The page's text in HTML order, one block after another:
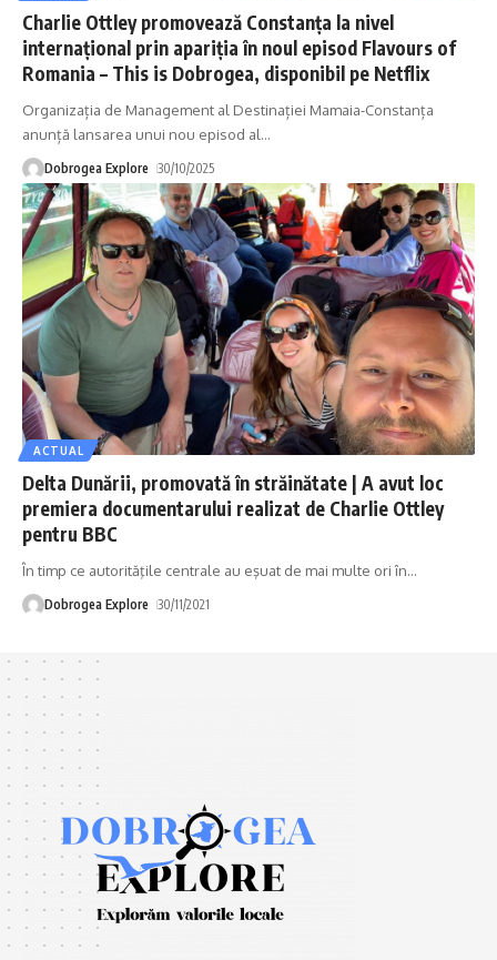
Charlie Ottley promovează Constanța la nivel
internațional prin apariția în noul episod Flavours of
Romania – This is Dobrogea, disponibil pe Netflix
Organizația de Management al Destinației Mamaia-Constanța
anunță lansarea unui nou episod al…
Dobrogea Explore 30/10/2025
ACTUAL
Delta Dunării, promovată în străinătate | A avut loc
premiera documentarului realizat de Charlie Ottley
pentru BBC
În timp ce autorităţile centrale au eşuat de mai multe ori în…
Dobrogea Explore 30/11/2021